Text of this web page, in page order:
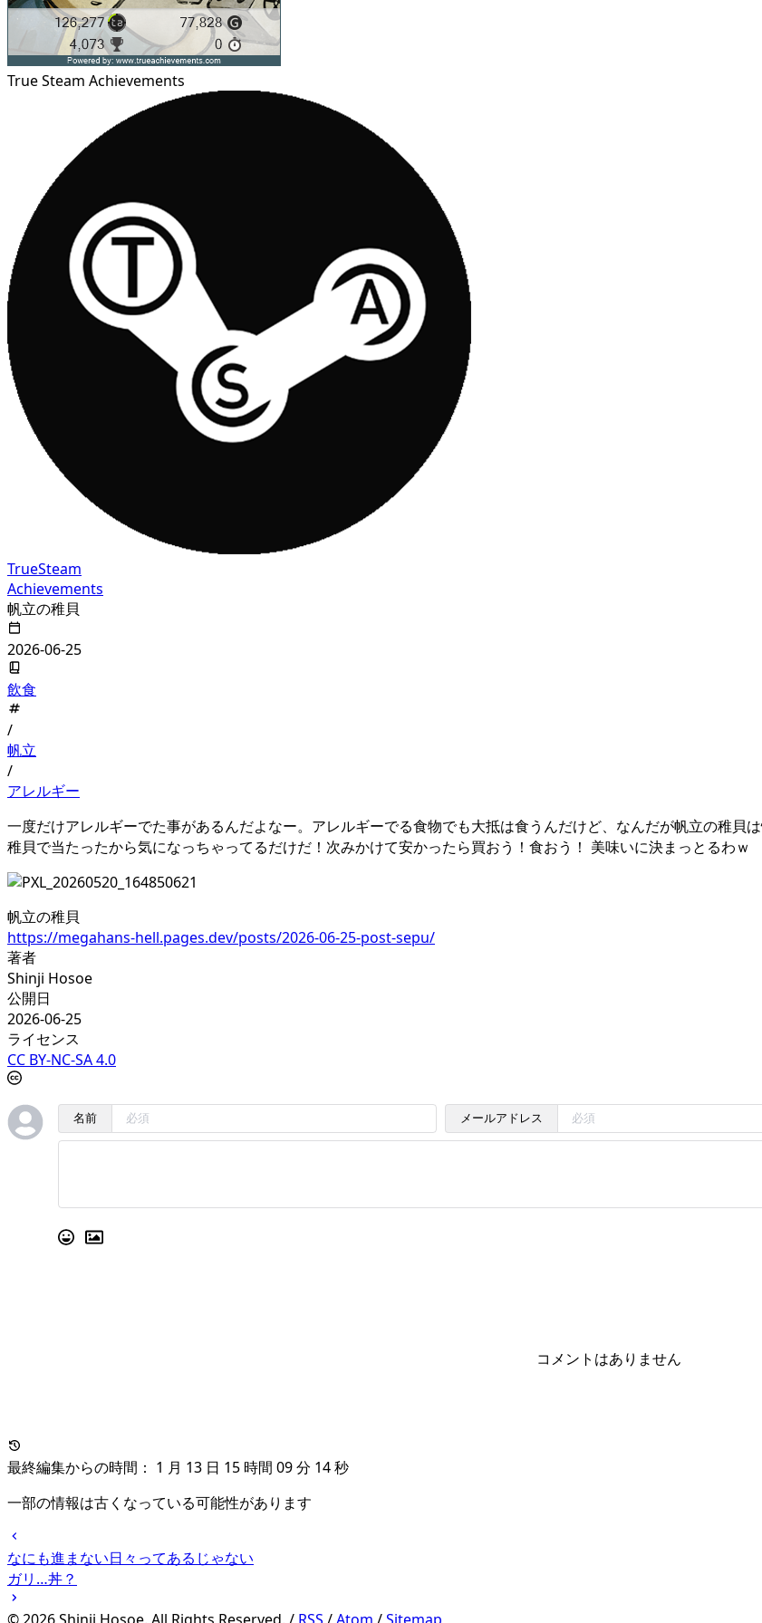
True Steam Achievements
TrueSteam
Achievements
帆立の稚貝
2026-06-25
飲食
/
帆立
/
アレルギー
一度だけアレルギーでた事があるんだよなー。アレルギーでる食物でも大抵は食うんだけど、なんだが帆立の稚
稚貝で当たったから気になっちゃってるだけだ！次みかけて安かったら買おう！食おう！ 美味いに決まっとるわｗ
帆立の稚貝
https://megahans-hell.pages.dev/posts/2026-06-25-post-sepu/
著者
Shinji Hosoe
公開日
2026-06-25
ライセンス
CC BY-NC-SA 4.0
名前 メールアドレス
コメントはありません
最終編集からの時間： 1 月 13 日 15 時間 09 分 15 秒
一部の情報は古くなっている可能性があります
なにも進まない日々ってあるじゃない
ガリ…丼？